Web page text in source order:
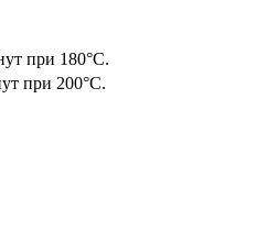
при 180°C.
при 200°C.